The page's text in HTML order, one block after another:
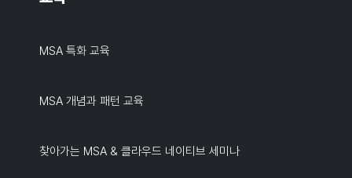
MSA 특화 교육
MSA 개념과 패턴 교육
찾아가는 MSA & 클라우드 네이티브 세미나